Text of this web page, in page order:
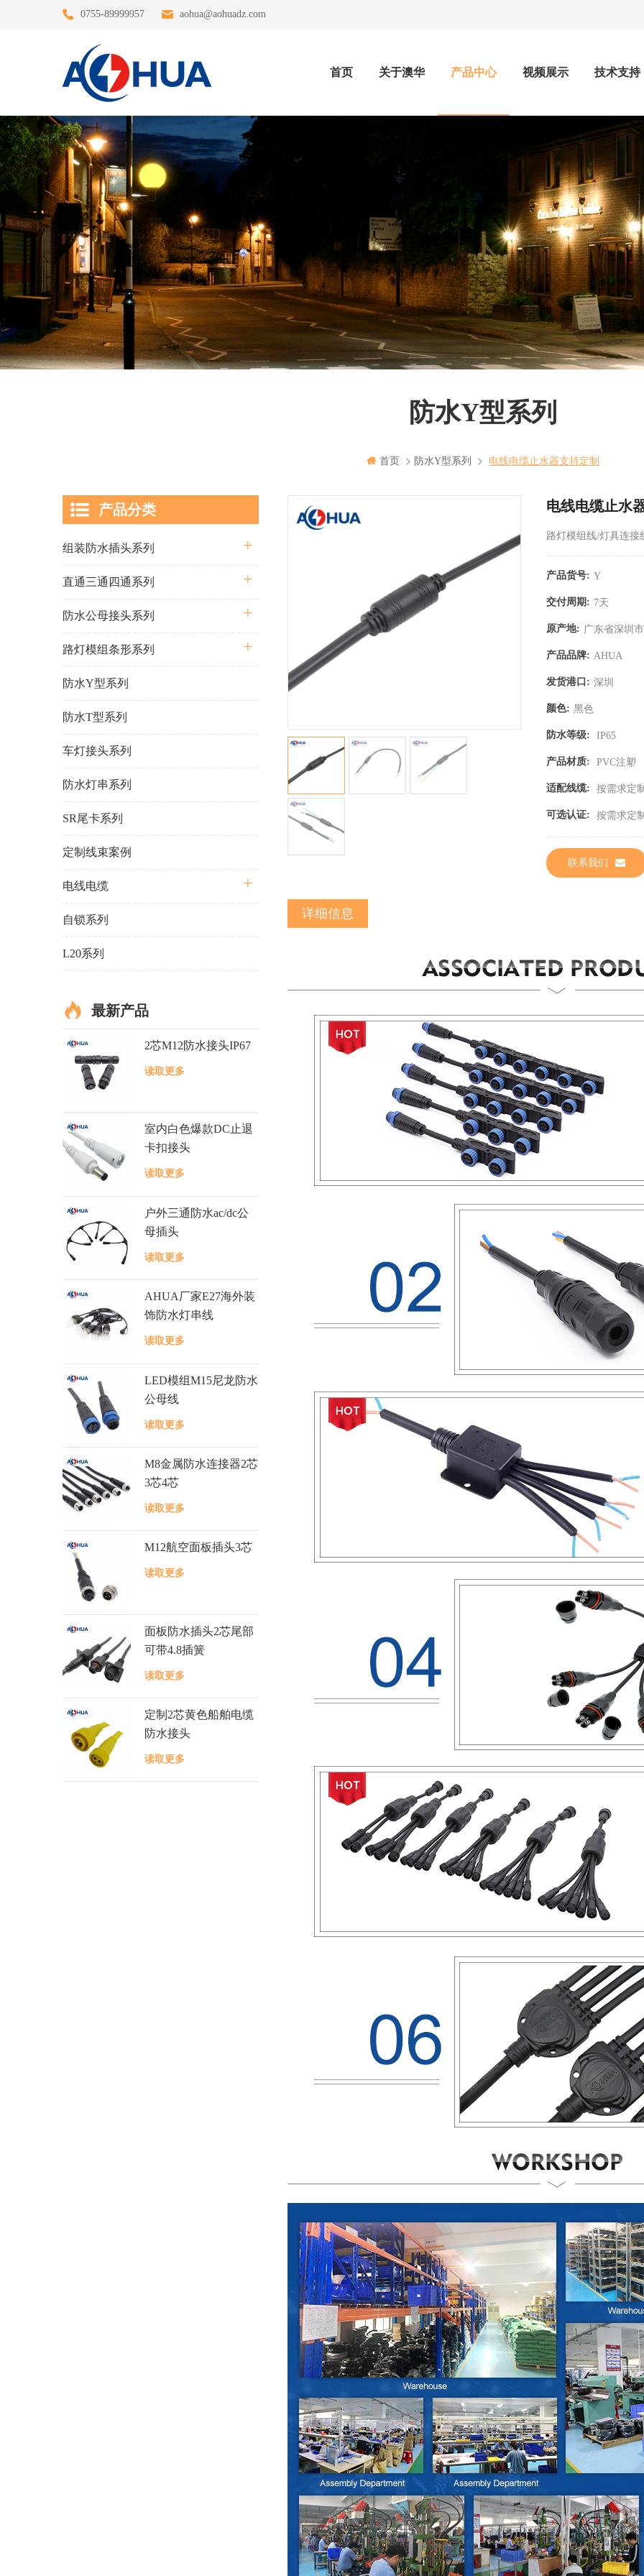
0755-89999957 aohua@aohuadz.com
首页 关于澳华 产品中心 视频展示 技术支持
防水Y型系列
首页 防水Y型系列 电线电缆止水器支持定制
电线电缆止水
路灯模组线/灯具连接
产品货号: Y
交付周期: 7天
原产地: 广东省深圳市
产品品牌: AHUA
发货港口: 深圳
颜色: 黑色
防水等级: IP65
产品材质: PVC注塑
适配线缆: 按需求定
可选认证: 按需求定
联系我们
详细信息
产品分类
组装防水插头系列
直通三通四通系列
防水公母接头系列
路灯模组条形系列
防水Y型系列
防水T型系列
车灯接头系列
防水灯串系列
SR尾卡系列
定制线束案例
电线电缆
自锁系列
L20系列
最新产品
2芯M12防水接头IP67
读取更多
室内白色爆款DC止退
卡扣接头
读取更多
户外三通防水ac/dc公
母插头
读取更多
AHUA厂家E27海外装
饰防水灯串线
读取更多
LED模组M15尼龙防水
公母线
读取更多
M8金属防水连接器2芯
3芯4芯
读取更多
M12航空面板插头3芯
读取更多
面板防水插头2芯尾部
可带4.8插簧
读取更多
定制2芯黄色船舶电缆
防水接头
读取更多